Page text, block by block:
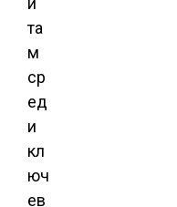
та
м
ср
ед
и
кл
юч
ев